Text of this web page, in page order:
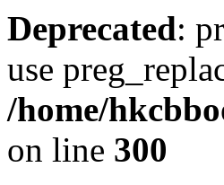
Deprecated:
use
/home/
on line 300